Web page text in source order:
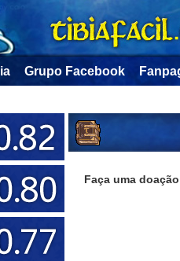
Grupo Facebook
Faça uma